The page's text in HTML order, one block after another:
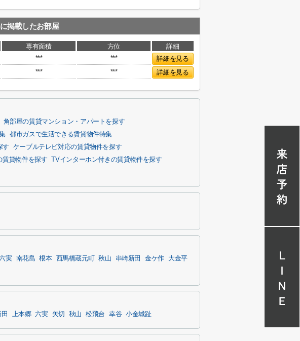
掲載したお部屋
専有面積 方位
詳細
*** ***
詳細を見る
*** *** 詳細を見る
角部屋の賃貸マンション・アパートを探す
都市ガスで生活できる賃貸物件特集
す
ケーブルテレビ対応の賃貸物件を探す
賃貸物件を探す
TVインターホン付きの賃貸物件を探す
実 南花島 根本 西馬橋蔵元町 秋山 串崎新田 金ケ作
大金平
上本郷 六実 矢切 秋山 松飛台 幸谷 小金城趾